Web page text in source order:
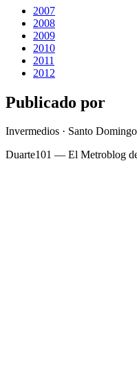
2007
2008
2009
2010
2011
2012
Publicado por
Invermedios · Santo
Duarte101 — El Metroblog